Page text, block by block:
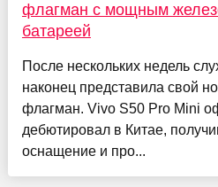
флагман с мощным
батареей
После нескольких недель
наконец представила свой
флагман. Vivo S50 Pro Mini
дебютировал в Китае,
оснащение и про...